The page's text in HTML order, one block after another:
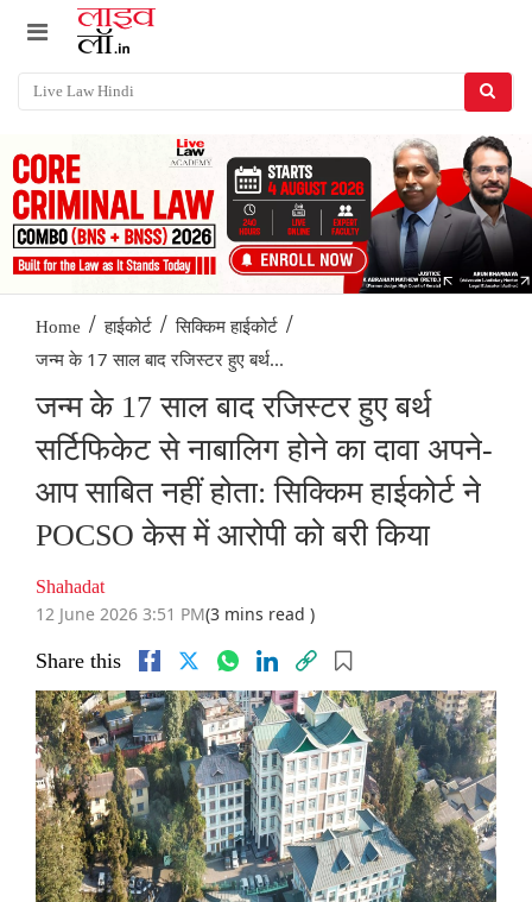
Home / हाईकोर्ट / सिक्किम हाईकोर्ट /
जन्म के 17 साल बाद रजिस्टर हुए बर्थ...
जन्म के 17 साल बाद रजिस्टर हुए बर्थ
सर्टिफिकेट से नाबालिग होने का दावा अपने-
आप साबित नहीं होता: सिक्किम हाईकोर्ट ने
POCSO केस में आरोपी को बरी किया
Shahadat
12 June 2026 3:51 PM(3 mins read )
Share this